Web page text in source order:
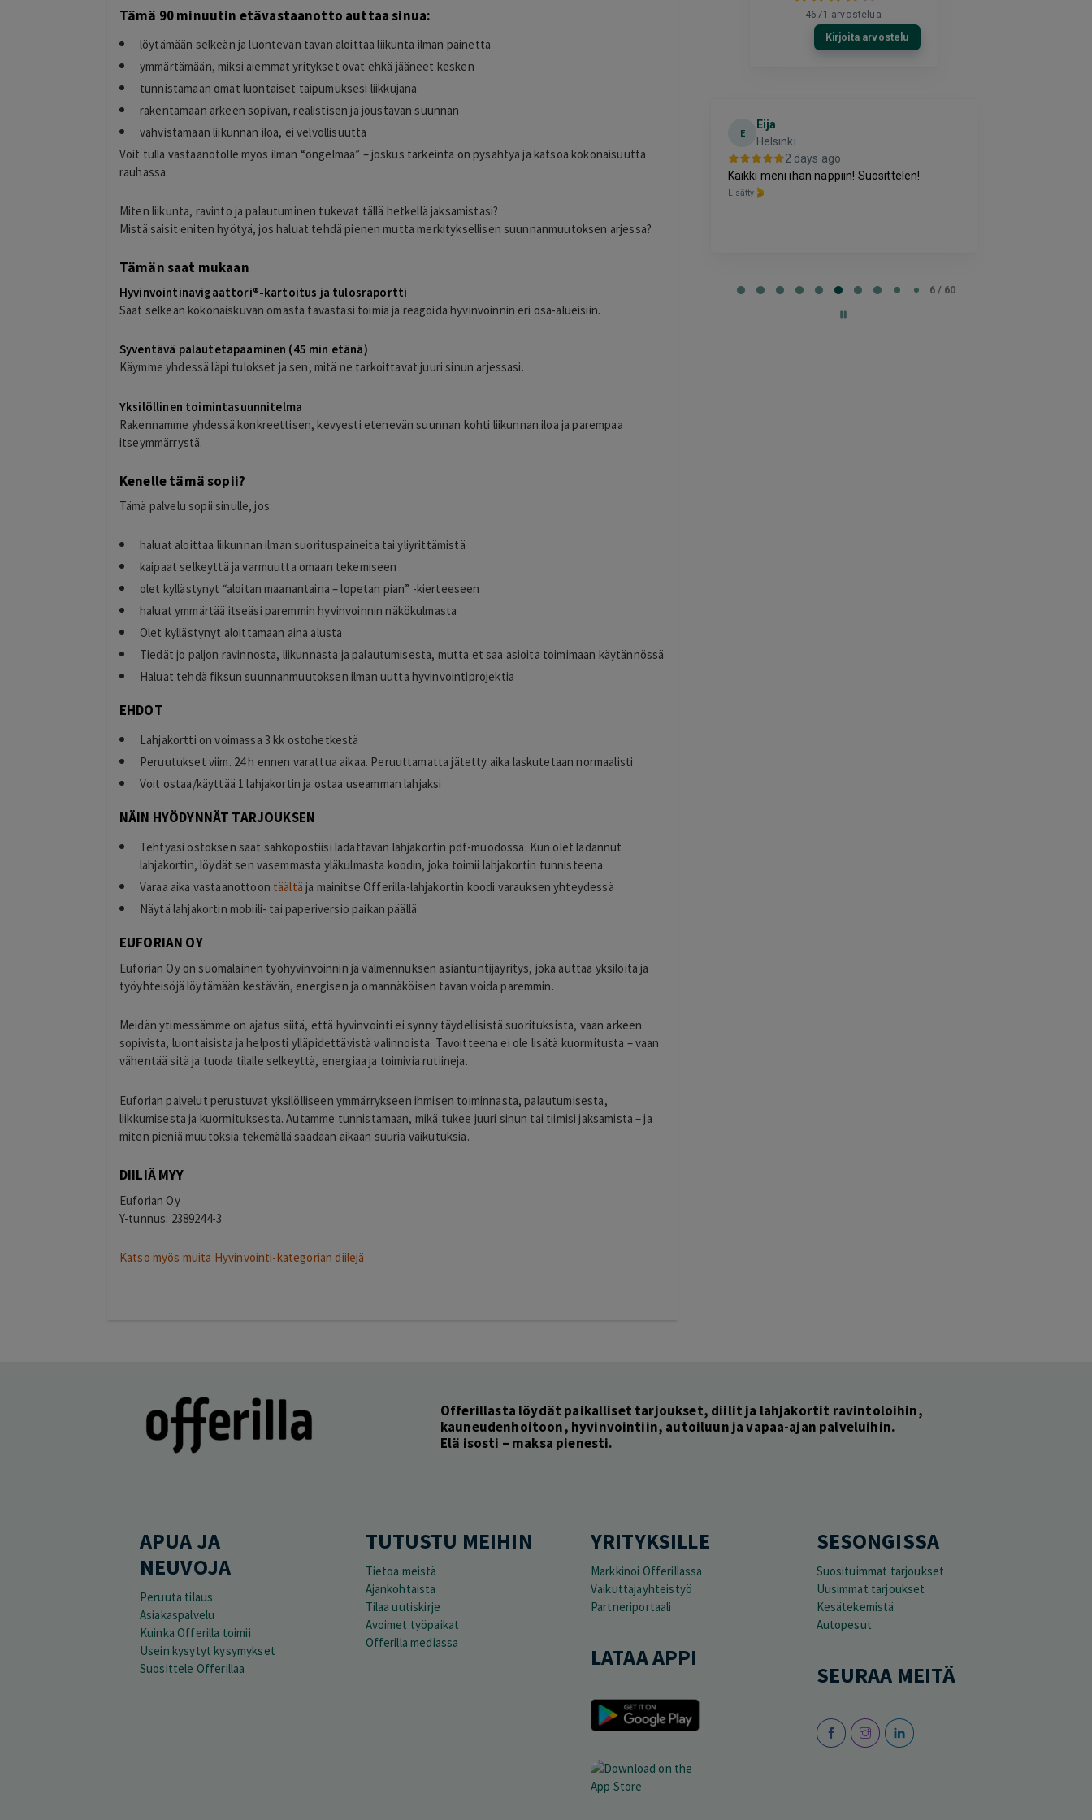
Tämä 90 minuutin etävastaanotto auttaa sinua:
löytämään selkeän ja luontevan tavan aloittaa liikunta ilman painetta
ymmärtämään, miksi aiemmat yritykset ovat ehkä jääneet kesken
tunnistamaan omat luontaiset taipumuksesi liikkujana
rakentamaan arkeen sopivan, realistisen ja joustavan suunnan
vahvistamaan liikunnan iloa, ei velvollisuutta
Voit tulla vastaanotolle myös ilman “ongelmaa” – joskus tärkeintä on pysähtyä ja katsoa kokonaisuutta
rauhassa:
Miten liikunta, ravinto ja palautuminen tukevat tällä hetkellä jaksamistasi?
Mistä saisit eniten hyötyä, jos haluat tehdä pienen mutta merkityksellisen suunnanmuutoksen arjessa?
Tämän saat mukaan
Hyvinvointinavigaattori®-kartoitus ja tulosraportti
Saat selkeän kokonaiskuvan omasta tavastasi toimia ja reagoida hyvinvoinnin eri osa-alueisiin.
Syventävä palautetapaaminen (45 min etänä)
Käymme yhdessä läpi tulokset ja sen, mitä ne tarkoittavat juuri sinun arjessasi.
Yksilöllinen toimintasuunnitelma
Rakennamme yhdessä konkreettisen, kevyesti etenevän suunnan kohti liikunnan iloa ja parempaa
itseymmärrystä.
Kenelle tämä sopii?
Tämä palvelu sopii sinulle, jos:
haluat aloittaa liikunnan ilman suorituspaineita tai yliyrittämistä
kaipaat selkeyttä ja varmuutta omaan tekemiseen
olet kyllästynyt “aloitan maanantaina – lopetan pian” -kierteeseen
haluat ymmärtää itseäsi paremmin hyvinvoinnin näkökulmasta
Olet kyllästynyt aloittamaan aina alusta
Tiedät jo paljon ravinnosta, liikunnasta ja palautumisesta, mutta et saa asioita toimimaan käytännössä
Haluat tehdä fiksun suunnanmuutoksen ilman uutta hyvinvointiprojektia
EHDOT
Lahjakortti on voimassa 3 kk ostohetkestä
Peruutukset viim. 24 h ennen varattua aikaa. Peruuttamatta jätetty aika laskutetaan normaalisti
Voit ostaa/käyttää 1 lahjakortin ja ostaa useamman lahjaksi
NÄIN HYÖDYNNÄT TARJOUKSEN
Tehtyäsi ostoksen saat sähköpostiisi ladattavan lahjakortin pdf-muodossa. Kun olet ladannut
lahjakortin, löydät sen vasemmasta yläkulmasta koodin, joka toimii lahjakortin tunnisteena
Varaa aika vastaanottoon täältä ja mainitse Offerilla-lahjakortin koodi varauksen yhteydessä
Näytä lahjakortin mobiili- tai paperiversio paikan päällä
EUFORIAN OY
Euforian Oy on suomalainen työhyvinvoinnin ja valmennuksen asiantuntijayritys, joka auttaa yksilöitä ja
työyhteisöjä löytämään kestävän, energisen ja omannäköisen tavan voida paremmin.
Meidän ytimessämme on ajatus siitä, että hyvinvointi ei synny täydellisistä suorituksista, vaan arkeen
sopivista, luontaisista ja helposti ylläpidettävistä valinnoista. Tavoitteena ei ole lisätä kuormitusta – vaan
vähentää sitä ja tuoda tilalle selkeyttä, energiaa ja toimivia rutiineja.
Euforian palvelut perustuvat yksilölliseen ymmärrykseen ihmisen toiminnasta, palautumisesta,
liikkumisesta ja kuormituksesta. Autamme tunnistamaan, mikä tukee juuri sinun tai tiimisi jaksamista – ja
miten pieniä muutoksia tekemällä saadaan aikaan suuria vaikutuksia.
DIILIÄ MYY
Euforian Oy
Y-tunnus: 2389244-3
Katso myös muita Hyvinvointi-kategorian diilejä
4671 arvostelua
Kirjoita arvostelu
T
2 days ago
kiitos hienosti toimi
2 days ago
E
Eija
Helsinki
2 days ago
Kaikki meni ihan nappiin! Suosittelen!
Lisätty
6 / 60
Offerillasta löydät paikalliset tarjoukset, diilit ja lahjakortit ravintoloihin,
kauneudenhoitoon, hyvinvointiin, autoiluun ja vapaa-ajan palveluihin.
Elä isosti – maksa pienesti.
APUA JA
NEUVOJA
Peruuta tilaus
Asiakaspalvelu
Kuinka Offerilla toimii
Usein kysytyt kysymykset
Suosittele Offerillaa
TUTUSTU MEIHIN
Tietoa meistä
Ajankohtaista
Tilaa uutiskirje
Avoimet työpaikat
Offerilla mediassa
YRITYKSILLE
Markkinoi Offerillassa
Vaikuttajayhteistyö
Partneriportaali
LATAA APPI
SESONGISSA
Suosituimmat tarjoukset
Uusimmat tarjoukset
Kesätekemistä
Autopesut
SEURAA MEITÄ